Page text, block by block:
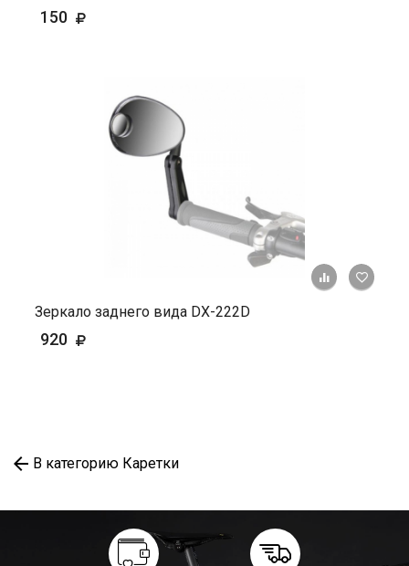
150
+ К
Зеркало заднего вида DX-222D
920
В категорию Каретки